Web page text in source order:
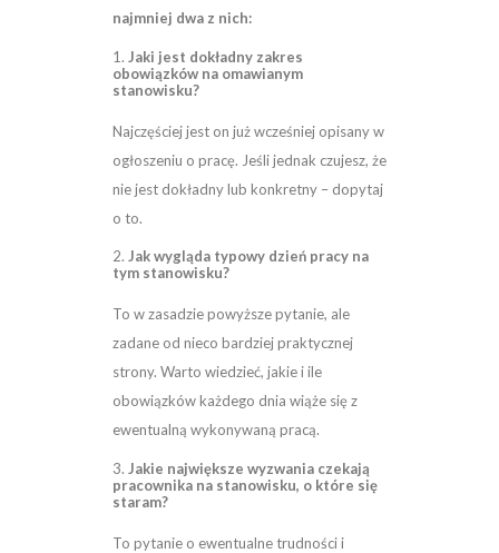
najmniej dwa z nich:
1. Jaki jest dokładny zakres
obowiązków na omawianym
stanowisku?
Najczęściej jest on już wcześniej opisany w
ogłoszeniu o pracę. Jeśli jednak czujesz, że
nie jest dokładny lub konkretny – dopytaj
o to.
2. Jak wygląda typowy dzień pracy na
tym stanowisku?
To w zasadzie powyższe pytanie, ale
zadane od nieco bardziej praktycznej
strony. Warto wiedzieć, jakie i ile
obowiązków każdego dnia wiąże się z
ewentualną wykonywaną pracą.
3. Jakie największe wyzwania czekają
pracownika na stanowisku, o które się
staram?
To pytanie o ewentualne trudności i